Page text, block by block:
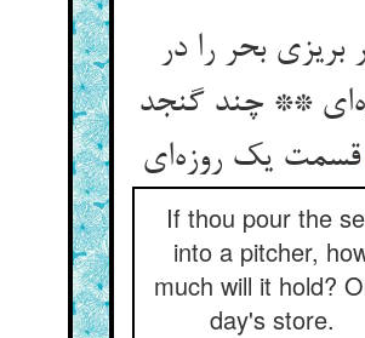
بریزی بحر را در
** چند گنجد
If thou pour the
into a pitcher,
much will it hold?
day's store.